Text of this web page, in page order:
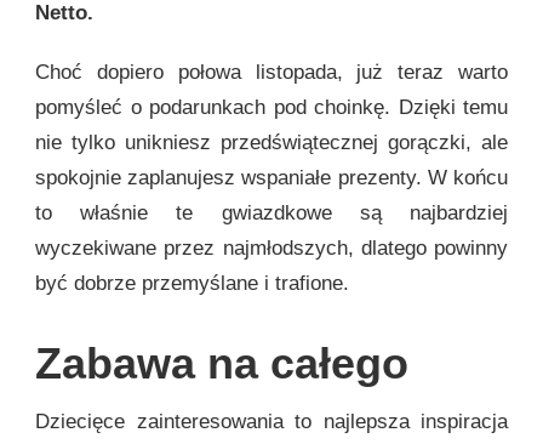
Netto.
Choć dopiero połowa listopada, już teraz warto
pomyśleć o podarunkach pod choinkę. Dzięki temu
nie tylko unikniesz przedświątecznej gorączki, ale
spokojnie zaplanujesz wspaniałe prezenty. W końcu
to właśnie te gwiazdkowe są najbardziej
wyczekiwane przez najmłodszych, dlatego powinny
być dobrze przemyślane i trafione.
Zabawa na całego
Dziecięce zainteresowania to najlepsza inspiracja